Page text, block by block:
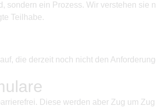
sondern ein Prozess. Wir verstehen sie
Teilhabe.
die derzeit noch nicht den
Diese werden aber Zug um